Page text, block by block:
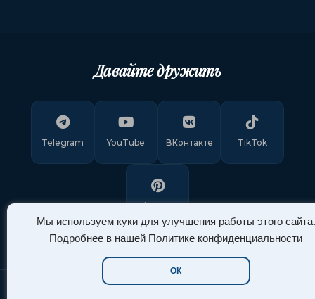
Мы используем куки для улучшения работы этого сайта.
Подробнее в нашей Политике конфиденциальности
ОК
Давайте дружить
Telegram YouTube ВКонтакте TikTok
Pinterest